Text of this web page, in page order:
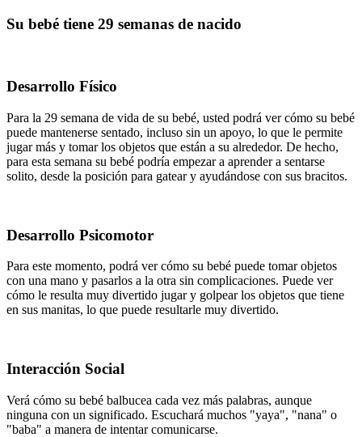
Su bebé tiene 29 semanas de nacido
Desarrollo Físico
Para la 29 semana de vida de su bebé, usted podrá ver cómo su bebé
puede mantenerse sentado, incluso sin un apoyo, lo que le permite
jugar más y tomar los objetos que están a su alrededor. De hecho,
para esta semana su bebé podría empezar a aprender a sentarse
solito, desde la posición para gatear y ayudándose con sus bracitos.
Desarrollo Psicomotor
Para este momento, podrá ver cómo su bebé puede tomar objetos
con una mano y pasarlos a la otra sin complicaciones. Puede ver
cómo le resulta muy divertido jugar y golpear los objetos que tiene
en sus manitas, lo que puede resultarle muy divertido.
Interacción Social
Verá cómo su bebé balbucea cada vez más palabras, aunque
ninguna con un significado. Escuchará muchos "yaya", "nana" o
"baba" a manera de intentar comunicarse.